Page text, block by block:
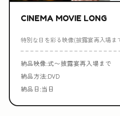
CINEMA MOVIE LONG
特別な日を彩る映像(披露宴再入場ま
納品映像:式〜披露宴再入場まで
納品方法:DVD
納品日:当日